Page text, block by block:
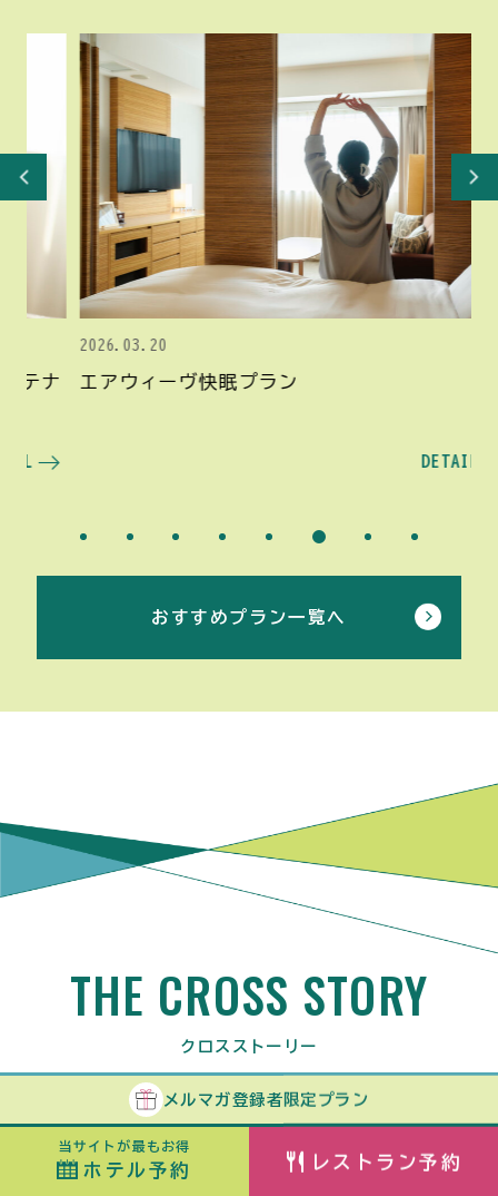
メルマガ登録者 限定プラン
当サイトが最もお得
ホテル予約 レストラン予約
2026.03.20
エアウィーヴ快眠プラン
DETAIL
おすすめプラン一覧へ
THE CROSS STORY
クロスストーリー